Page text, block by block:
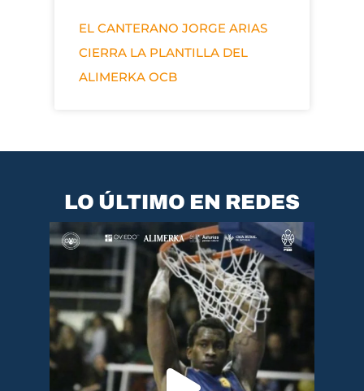
EL CANTERANO JORGE ARIAS
CIERRA LA PLANTILLA DEL
ALIMERKA OCB
LO ÚLTIMO EN REDES